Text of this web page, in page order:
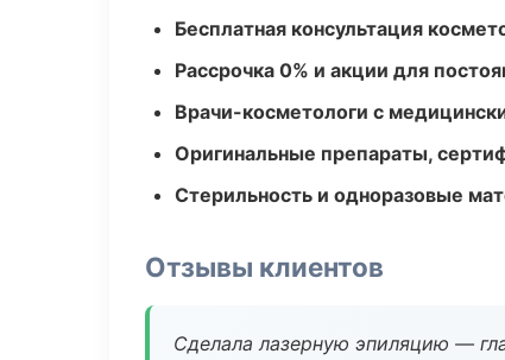
Бесплатная консультация
Рассрочка 0% и акции для
Врачи-косметологи с
Оригинальные препараты,
Стерильность и одноразовые
Отзывы клиентов
Сделала лазерную эпиляцию —